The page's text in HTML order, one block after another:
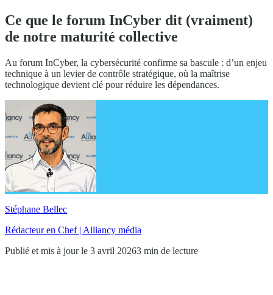
Ce que le forum InCyber dit (vraiment)
de notre maturité collective
Au forum InCyber, la cybersécurité confirme sa bascule : d’un enjeu
technique à un levier de contrôle stratégique, où la maîtrise
technologique devient clé pour réduire les dépendances.
Stéphane Bellec
Rédacteur en Chef | Alliancy média
Publié et mis à jour le 3 avril 20263 min de lecture